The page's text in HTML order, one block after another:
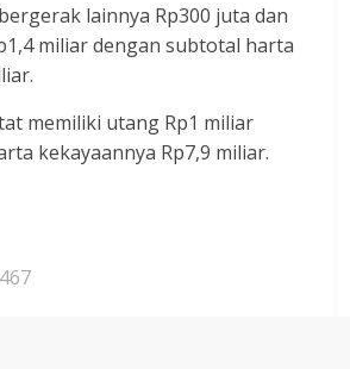
lainnya Rp300 juta dan
miliar dengan subtotal harta
memiliki utang Rp1 miliar
kekayaannya Rp7,9 miliar.